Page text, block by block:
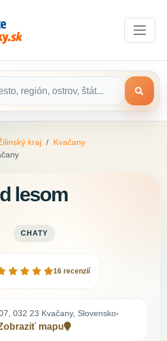
kraj
Kvačany
lesom
CHATY
16 recenzií
032 23 Kvačany, Slovensko•
mapu